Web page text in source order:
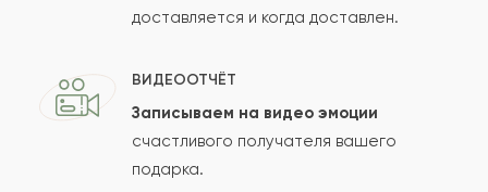
Отзыв будет опубликован после проверки.
Проверяем на спам.
доставляется и когда доставлен.
ВИДЕООТЧЁТ
Записываем на видео эмоции
счастливого получателя вашего
подарка.